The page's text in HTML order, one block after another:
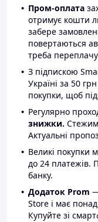
Пром-оплата
отримує кошти
забере
повертаються
треба
З підпискою
Україні за 50
покупки, щоб
Регулярно
знижки.
Актуальні
Великі покупки
до 24 платежів.
банку.
Додаток Prom
Store і має
Купуйте зі